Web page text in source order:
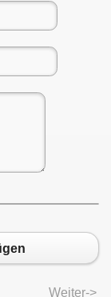
Weiter->